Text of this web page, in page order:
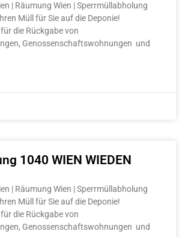
| Räumung Wien | Sperrmüllabholung
Müll für Sie auf die Deponie!
die Rückgabe von
Genossenschaftswohnungen und
1040 WIEN WIEDEN
| Räumung Wien | Sperrmüllabholung
Müll für Sie auf die Deponie!
die Rückgabe von
Genossenschaftswohnungen und